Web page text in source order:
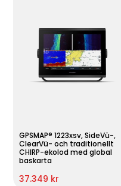
GPSMAP® 1223xsv, SideVü-,
ClearVü- och traditionellt
CHIRP-ekolod med global
baskarta
37.349 kr